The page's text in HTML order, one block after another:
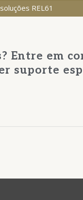
REL61
Entre em
suporte